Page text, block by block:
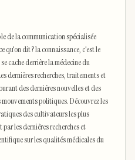
de la communication spécialisée
qu'on dit ? la connaissance, c'est le
cache derrière la médecine du
dernières recherches, traitements et
des dernières nouvelles et des
politiques. Découvrez les
des cultivateurs les plus
les dernières recherches et
sur les qualités médicales du